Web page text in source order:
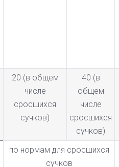
20 (в общем
числе
сросшихся
сучков)
40 (в
общем
числе
сросшихся
сучков)
по нормам для сросшихся
сучков